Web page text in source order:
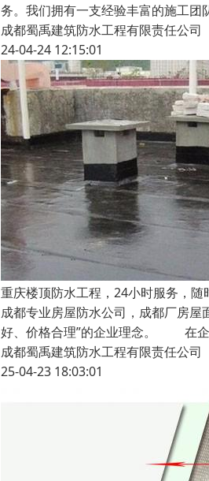
务。我们拥有一支经验丰富的施工
成都蜀禹建筑防水工程有限责任公司
24-04-24 12:15:01
重庆楼顶防水工程，24小时服务，随
成都专业房屋防水公司，成都厂房屋
好、价格合理”的企业理念。 在企
成都蜀禹建筑防水工程有限责任公司
25-04-23 18:03:01